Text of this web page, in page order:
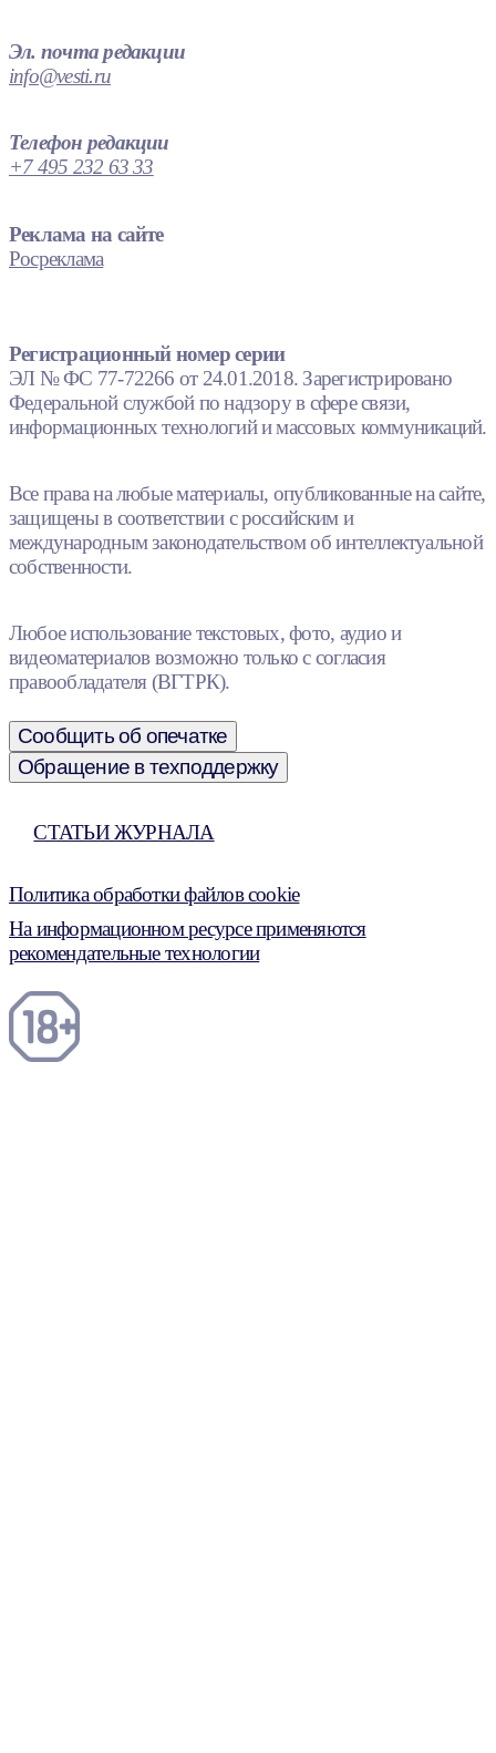
Эл. почта редакции
info@vesti.ru
Телефон редакции
+7 495 232 63 33
Реклама на сайте
Росреклама
Регистрационный номер серии
ЭЛ № ФС 77-72266 от 24.01.2018. Зарегистрировано
Федеральной службой по надзору в сфере связи,
информационных технологий и массовых коммуникаций.
Все права на любые материалы, опубликованные на сайте,
защищены в соответствии с российским и
международным законодательством об интеллектуальной
собственности.
Любое использование текстовых, фото, аудио и
видеоматериалов возможно только с согласия
правообладателя (ВГТРК).
Сообщить об опечатке
Обращение в техподдержку
СТАТЬИ ЖУРНАЛА
Политика обработки файлов cookie
На информационном ресурсе применяются
рекомендательные технологии